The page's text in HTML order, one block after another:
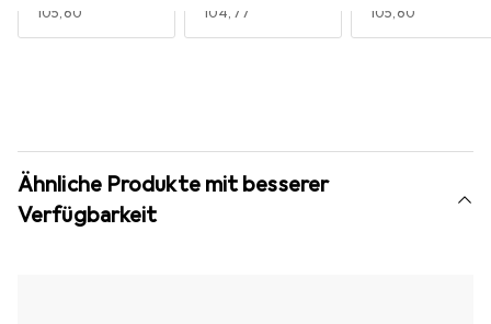
EUR
105,60 EUR
104,77 EUR
105,60
Ähnliche Produkte mit besserer
Verfügbarkeit